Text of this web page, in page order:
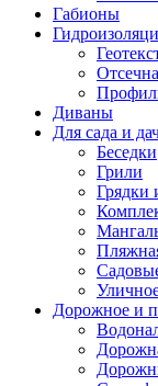
Габионы
Диваны
Для сада и
Беседки
Грили
Дорожное и